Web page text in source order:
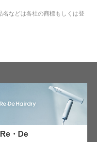
などは各社の商標もしくは登
Re・De